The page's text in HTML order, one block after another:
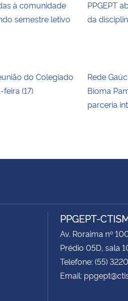
à comunidade
semestre letivo
PPGEPT
da
do Colegiado
(17)
Rede
Bioma
parceria
PPGEPT-
Av. Roraima nº
Prédio 05D, sala
Telefone: (55)
Email: